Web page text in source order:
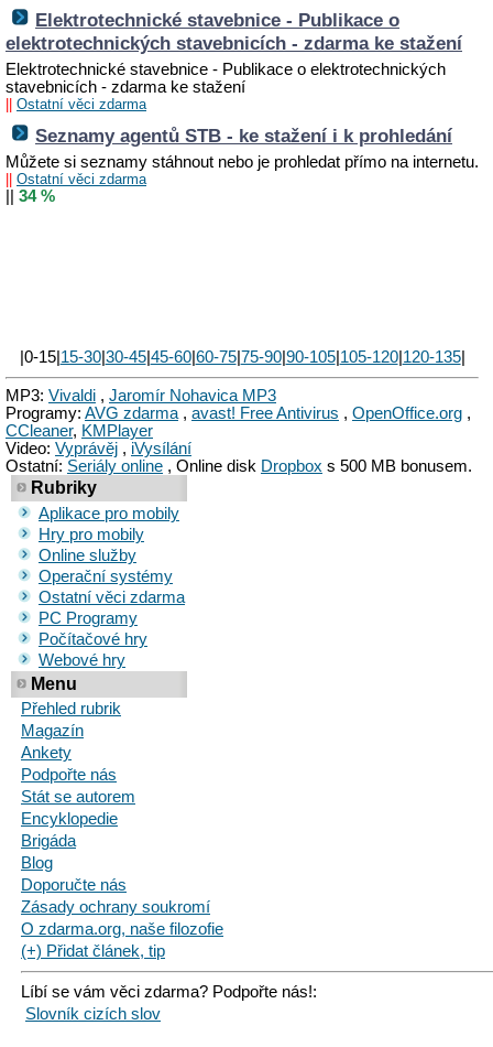
Elektrotechnické stavebnice - Publikace o
elektrotechnických stavebnicích - zdarma ke stažení
Elektrotechnické stavebnice - Publikace o elektrotechnických
stavebnicích - zdarma ke stažení
Ostatní věci zdarma
Seznamy agentů STB - ke stažení i k prohledání
Můžete si seznamy stáhnout nebo je prohledat přímo na internetu.
Ostatní věci zdarma
34 %
|0-15| 15-30| 30-45| 45-60| 60-75| 75-90| 90-105| 105-120| 120-135|
MP3: Vivaldi , Jaromír Nohavica MP3
Programy: AVG zdarma, avast! Free Antivirus , OpenOffice.org ,
CCleaner, KMPlayer
Video: Vyprávěj , iVysílání
Ostatní: Seriály online , Online disk Dropbox s 500 MB bonusem.
Rubriky
Aplikace pro mobily
Hry pro mobily
Online služby
Operační systémy
Ostatní věci zdarma
PC Programy
Počítačové hry
Webové hry
Menu
Přehled rubrik
Magazín
Ankety
Podpořte nás
Stát se autorem
Encyklopedie
Brigáda
Blog
Doporučte nás
Zásady ochrany soukromí
O zdarma.org, naše filozofie
(+) Přidat článek, tip
Líbí se vám věci zdarma? Podpořte nás!:
Slovník cizích slov